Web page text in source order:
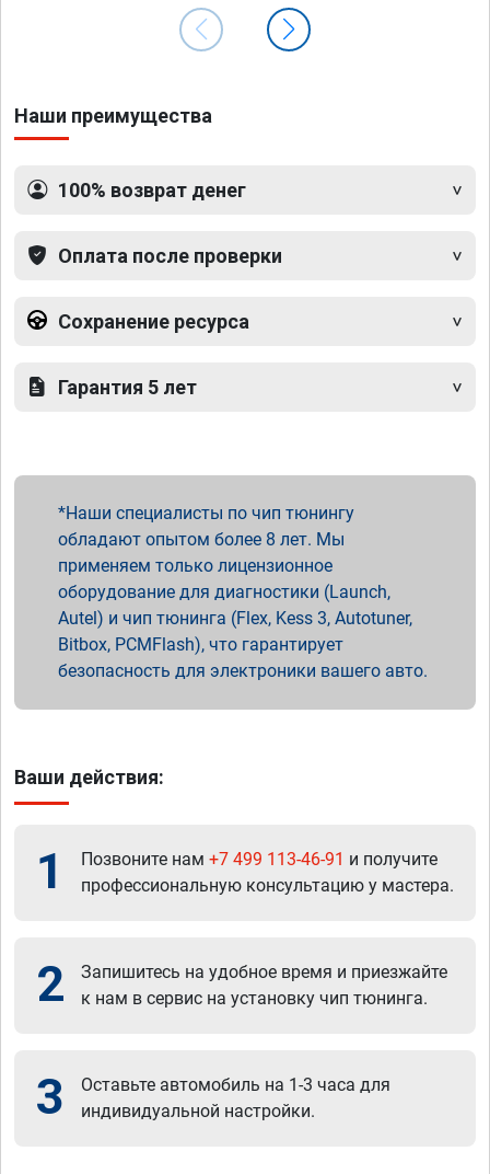
Наши преимущества
100% возврат денег
Оплата после проверки
Сохранение ресурса
Гарантия 5 лет
Наши специалисты по чип тюнингу
обладают опытом более 8 лет. Мы
применяем только лицензионное
оборудование для диагностики (Launch,
Autel) и чип тюнинга (Flex, Kess 3, Autotuner,
Bitbox, PCMFlash), что гарантирует
безопасность для электроники вашего авто.
Ваши действия:
1 Позвоните нам +7 499 113-46-91 и получите
профессиональную консультацию у мастера.
2
Запишитесь на удобное время и приезжайте
к нам в сервис на установку чип тюнинга.
3
Оставьте автомобиль на 1-3 часа для
индивидуальной настройки.